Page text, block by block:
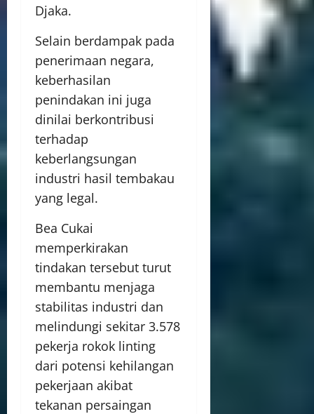
Djaka.
Selain berdampak pada
penerimaan negara,
keberhasilan
penindakan ini juga
dinilai berkontribusi
terhadap
keberlangsungan
industri hasil tembakau
yang legal.
Bea Cukai
memperkirakan
tindakan tersebut turut
membantu menjaga
stabilitas industri dan
melindungi sekitar 3.578
pekerja rokok linting
dari potensi kehilangan
pekerjaan akibat
tekanan persaingan